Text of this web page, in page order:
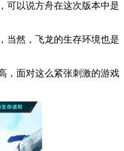
可以说方舟在这次版本中是
当然，飞龙的生存环境也是
，面对这么紧张刺激的游戏